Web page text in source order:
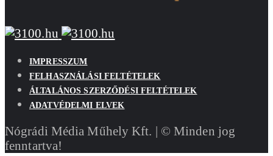
IMPRESSZUM
FELHASZNÁLÁSI FELTÉTELEK
ÁLTALÁNOS SZERZŐDÉSI FELTÉTELEK
ADATVÉDELMI ELVEK
Nógrádi Média Műhely Kft. | © Minden jog
fenntartva!